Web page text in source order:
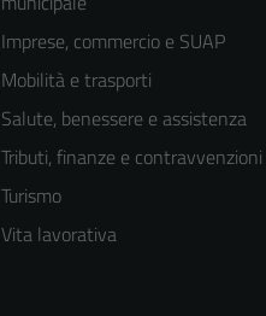
Imprese, commercio e SUAP
Mobilità e trasporti
Salute, benessere e assistenza
Tributi, finanze e contravvenzioni
Turismo
Vita lavorativa